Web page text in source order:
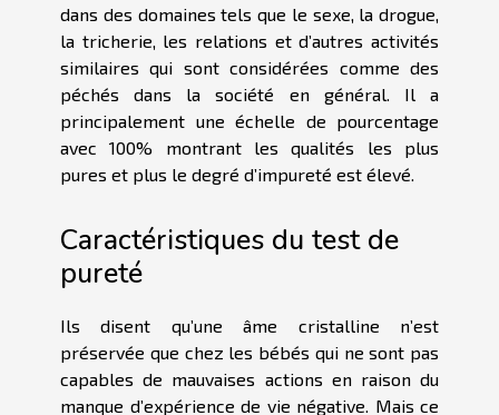
dans des domaines tels que le sexe, la drogue,
la tricherie, les relations et d’autres activités
similaires qui sont considérées comme des
péchés dans la société en général. Il a
principalement une échelle de pourcentage
avec 100% montrant les qualités les plus
pures et plus le degré d’impureté est élevé.
Caractéristiques du test de
pureté
Ils disent qu’une âme cristalline n’est
préservée que chez les bébés qui ne sont pas
capables de mauvaises actions en raison du
manque d’expérience de vie négative. Mais ce